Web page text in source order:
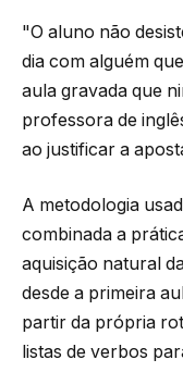
"O aluno não
dia com alguém
aula gravada que
professora de
ao justificar a
A metodologia
combinada a
aquisição natural
desde a primeira
partir da própria
listas de verbos